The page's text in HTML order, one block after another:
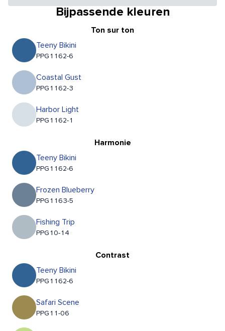
Bijpassende kleuren
Ton sur ton
Teeny Bikini
PPG1162-6
Coastal Gust
PPG1162-3
Harbor Light
PPG1162-1
Harmonie
Teeny Bikini
PPG1162-6
Frozen Blueberry
PPG1163-5
Fishing Trip
PPG10-14
Contrast
Teeny Bikini
PPG1162-6
Safari Scene
PPG11-06